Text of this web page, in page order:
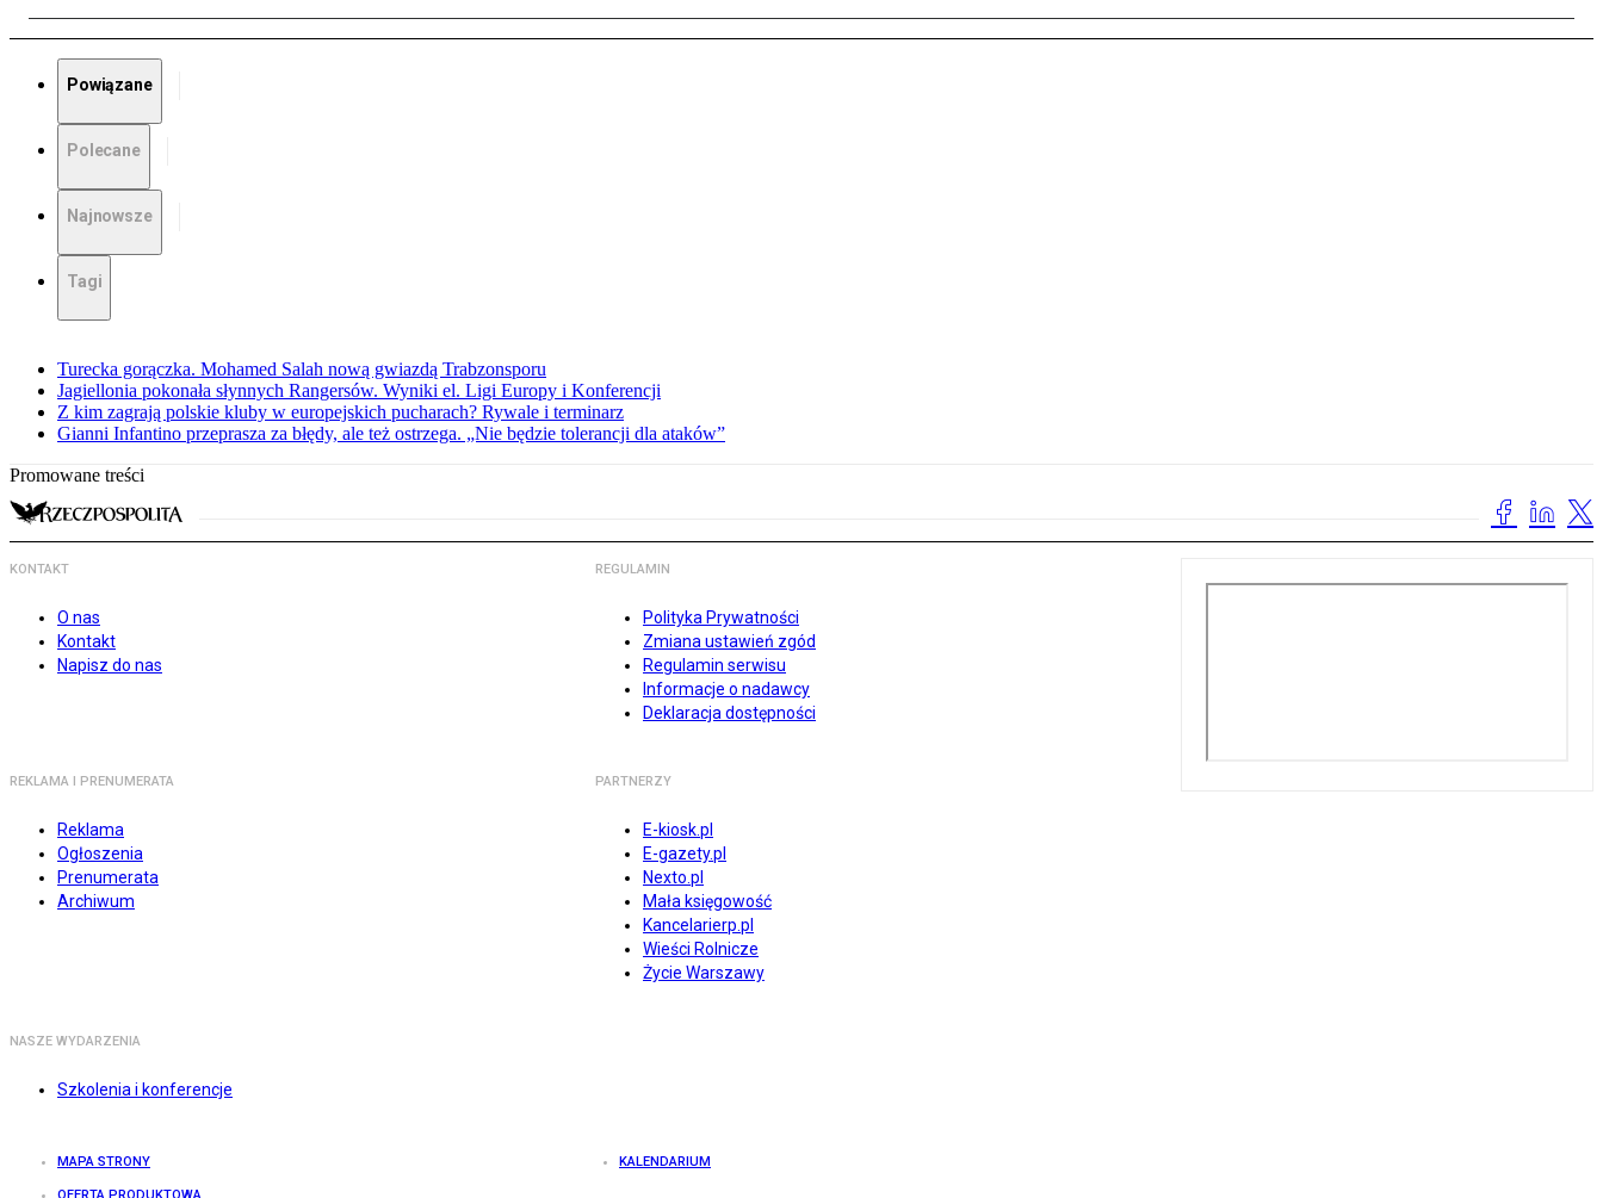
Powiązane
Polecane
Najnowsze
Tagi
Turecka gorączka. Mohamed Salah nową gwiazdą Trabzonsporu
Jagiellonia pokonała słynnych Rangersów. Wyniki el. Ligi Europy i Konferencji
Z kim zagrają polskie kluby w europejskich pucharach? Rywale i terminarz
Gianni Infantino przeprasza za błędy, ale też ostrzega. „Nie będzie tolerancji dla ataków”
Promowane treści
KONTAKT
O nas
Kontakt
Napisz do nas
REGULAMIN
Polityka Prywatności
Zmiana ustawień zgód
Regulamin serwisu
Informacje o nadawcy
Deklaracja dostępności
REKLAMA I PRENUMERATA
Reklama
Ogłoszenia
Prenumerata
Archiwum
PARTNERZY
E-kiosk.pl
E-gazety.pl
Nexto.pl
Mała księgowość
Kancelarierp.pl
Wieści Rolnicze
Życie Warszawy
NASZE WYDARZENIA
Szkolenia i konferencje
MAPA STRONY KALENDARIUM